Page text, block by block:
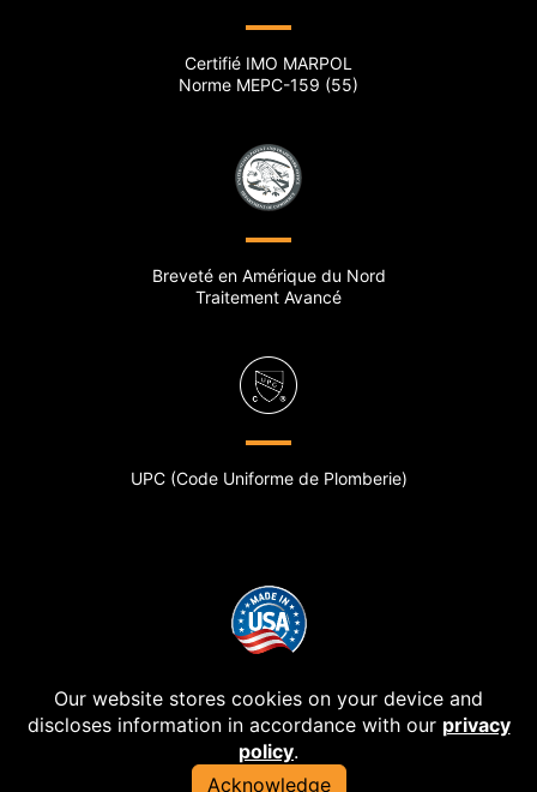
Certifié IMO MARPOL
Norme MEPC-159 (55)
Breveté en Amérique du Nord
Traitement Avancé
UPC (Code Uniforme de Plomberie)
© SludgeHammer Group, Ltd | Web Design & Development
by iNet Media Digitial Marketing Experts
Our website stores cookies on your device and
discloses information in accordance with our privacy
policy.
Acknowledge